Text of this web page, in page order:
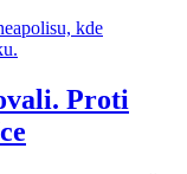
Proti